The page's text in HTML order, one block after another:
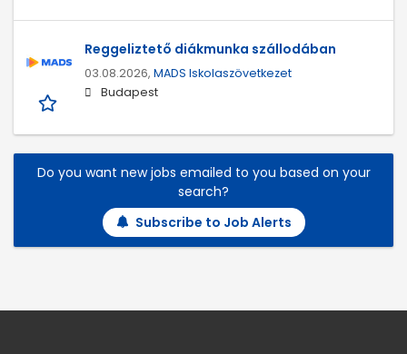
Reggeliztető diákmunka szállodában
03.08.2026, MADS Iskolaszövetkezet
Budapest
Do you want new jobs emailed to you based on your
search?
Subscribe to Job Alerts